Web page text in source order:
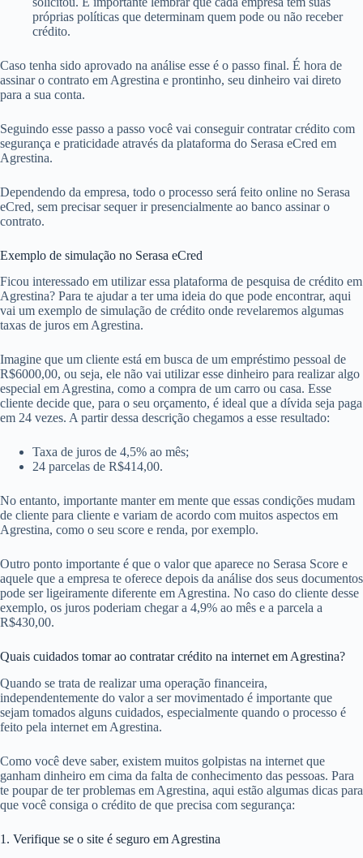
próprias políticas que determinam quem pode ou não receber
crédito.
Caso tenha sido aprovado na análise esse é o passo final. É hora de
assinar o contrato em Agrestina e prontinho, seu dinheiro vai direto
para a sua conta.
Seguindo esse passo a passo você vai conseguir contratar crédito com
segurança e praticidade através da plataforma do Serasa eCred em
Agrestina.
Dependendo da empresa, todo o processo será feito online no Serasa
eCred, sem precisar sequer ir presencialmente ao banco assinar o
contrato.
Exemplo de simulação no Serasa eCred
Ficou interessado em utilizar essa plataforma de pesquisa de crédito em
Agrestina? Para te ajudar a ter uma ideia do que pode encontrar, aqui
vai um exemplo de simulação de crédito onde revelaremos algumas
taxas de juros em Agrestina.
Imagine que um cliente está em busca de um empréstimo pessoal de
R$6000,00, ou seja, ele não vai utilizar esse dinheiro para realizar algo
especial em Agrestina, como a compra de um carro ou casa. Esse
cliente decide que, para o seu orçamento, é ideal que a dívida seja paga
em 24 vezes. A partir dessa descrição chegamos a esse resultado:
Taxa de juros de 4,5% ao mês;
24 parcelas de R$414,00.
No entanto, importante manter em mente que essas condições mudam
de cliente para cliente e variam de acordo com muitos aspectos em
Agrestina, como o seu score e renda, por exemplo.
Outro ponto importante é que o valor que aparece no Serasa Score e
aquele que a empresa te oferece depois da análise dos seus documentos
pode ser ligeiramente diferente em Agrestina. No caso do cliente desse
exemplo, os juros poderiam chegar a 4,9% ao mês e a parcela a
R$430,00.
Quais cuidados tomar ao contratar crédito na internet em Agrestina?
Quando se trata de realizar uma operação financeira,
independentemente do valor a ser movimentado é importante que
sejam tomados alguns cuidados, especialmente quando o processo é
feito pela internet em Agrestina.
Como você deve saber, existem muitos golpistas na internet que
ganham dinheiro em cima da falta de conhecimento das pessoas. Para
te poupar de ter problemas em Agrestina, aqui estão algumas dicas para
que você consiga o crédito de que precisa com segurança:
1. Verifique se o site é seguro em Agrestina